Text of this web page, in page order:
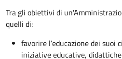
Tra gli obiettivi di
quelli di:
favorire l’educazione dei suoi
iniziative educative,